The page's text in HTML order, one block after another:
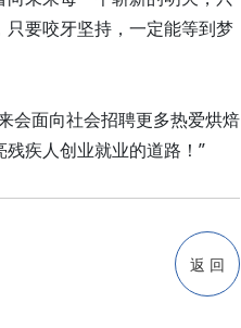
要咬牙坚持，一定能等到梦
会面向社会招聘更多热爱烘焙
疾人创业就业的道路！”
返 回